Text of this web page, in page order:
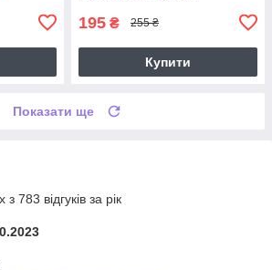
195 ₴ 255 ₴
Купити
Показати ще
783 відгуків за рік